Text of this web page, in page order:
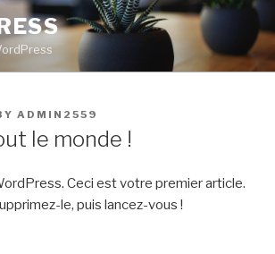
ADMIN2559
le monde !
Ceci est votre premier article.
le, puis lancez-vous !